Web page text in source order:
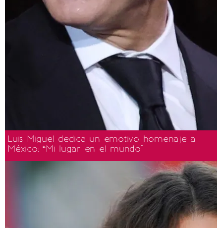
Luis Miguel dedica un emotivo homenaje a
México: “Mi lugar en el mundo"